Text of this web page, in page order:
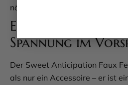
nächsten Einsatz.
Ein Must-have für
Spannung im
Der Sweet Anticipation Faux
als nur ein Accessoire – er ist